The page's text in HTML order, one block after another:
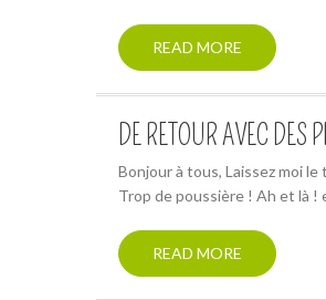
READ MORE
DE RETOUR AVEC DES
Bonjour à tous, Laissez moi
Trop de poussière ! Ah et là !
READ MORE